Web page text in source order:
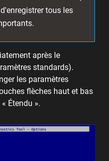
tous les
après le
standards).
les paramètres
flèches haut et bas
Étendu ».